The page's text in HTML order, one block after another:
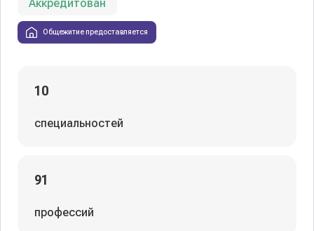
Аккредитован
Общежитие предоставляется
10
специальностей
91
профессий